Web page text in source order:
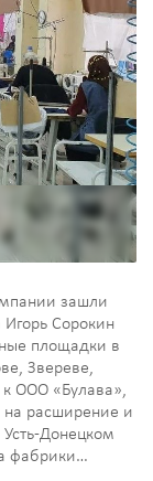
зашли
Игорь Сорокин
площадки в
Звереве,
ООО «Булава»,
на расширение и
Донецком
фабрики…